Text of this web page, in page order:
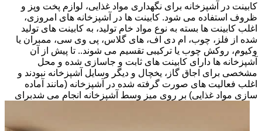
کابینت در آشپزخانه برای نگهداری مواد غذایی، لوازم پخت وپز و
ظروف استفاده می شود. کابینت ها در آشپزخانه های امروزی،
اغلب کابینت ها بسته به نوع مواد خام تولید، به کابینت های تولید
شده از فلز، چوب، ام دی اف، های گلاس، پی وی سی، ممبران یا
وکیوم، روکش چوب یا ترکیبی تقسیم می شوند.. تا پیش از آن
آشپزخانه ها دارای کابینت های ثابت و جاسازی شده و محل
مشخصی برای اجاق گاز، یخچال و دیگر وسایل آشپزخانه نبودند و
اغلب فعالیت های صورت گرفته شده در آشپزخانه (مانند آماده
سازی مواد غذایی) بر روی میز وسط آشپزخانه انجام می شدبرای